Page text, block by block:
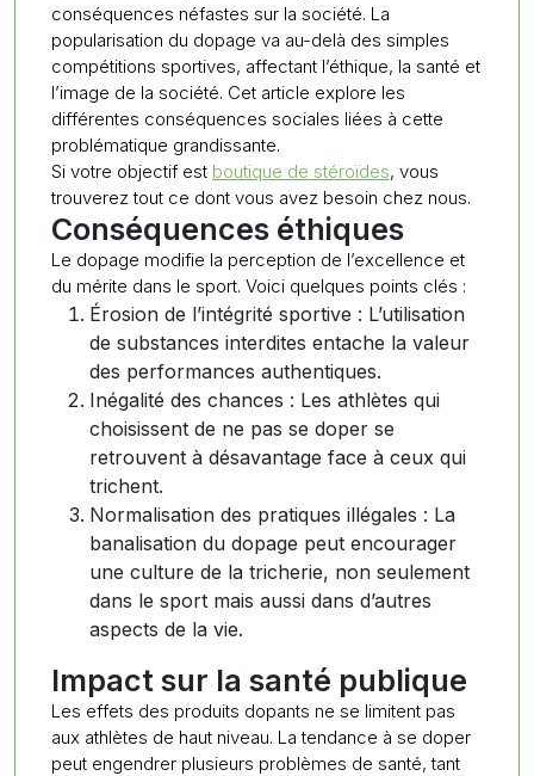
conséquences néfastes sur la société. La
popularisation du dopage va au-delà des simples
compétitions sportives, affectant l’éthique, la santé et
l’image de la société. Cet article explore les
différentes conséquences sociales liées à cette
problématique grandissante.
Si votre objectif est boutique de stéroïdes, vous
trouverez tout ce dont vous avez besoin chez nous.
Conséquences éthiques
Le dopage modifie la perception de l’excellence et
du mérite dans le sport. Voici quelques points clés :
Érosion de l’intégrité sportive : L’utilisation
de substances interdites entache la valeur
des performances authentiques.
Inégalité des chances : Les athlètes qui
choisissent de ne pas se doper se
retrouvent à désavantage face à ceux qui
trichent.
Normalisation des pratiques illégales : La
banalisation du dopage peut encourager
une culture de la tricherie, non seulement
dans le sport mais aussi dans d’autres
aspects de la vie.
Impact sur la santé publique
Les effets des produits dopants ne se limitent pas
aux athlètes de haut niveau. La tendance à se doper
peut engendrer plusieurs problèmes de santé, tant